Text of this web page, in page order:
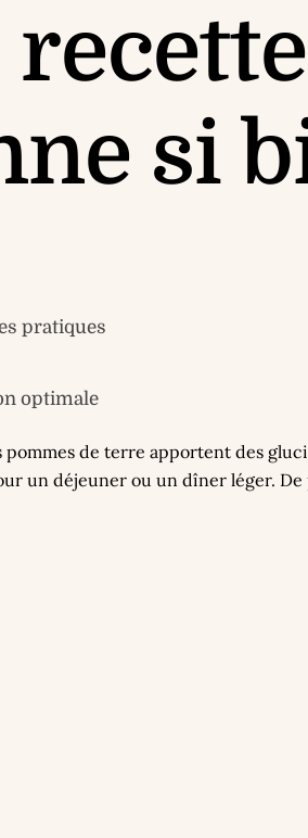
si
pratiques
optimale
de terre apportent des
un déjeuner ou un dîner léger. De